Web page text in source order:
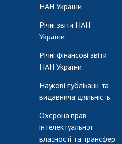
НАН України
Річні звіти НАН
України
Річні фінансові звіти
НАН України
Наукові публікації та
видавнича діяльність
Охорона прав
інтелектуальної
власності та трансфер